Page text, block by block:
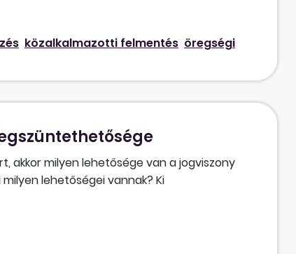
közalkalmazotti felmentés öregségi
akkor milyen lehetősége van a jogviszony
lehetőségei vannak? Ki
mikortól kezdődik: a nyugdíjkorhatár
esetén a közalkalmazott kérheti a